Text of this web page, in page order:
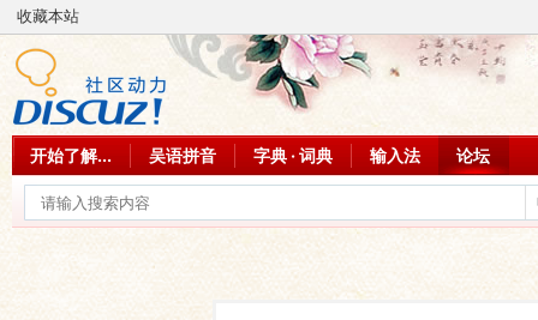
收藏本站
开始了解... 吴语拼音 字典 · 词典 输入法 论坛